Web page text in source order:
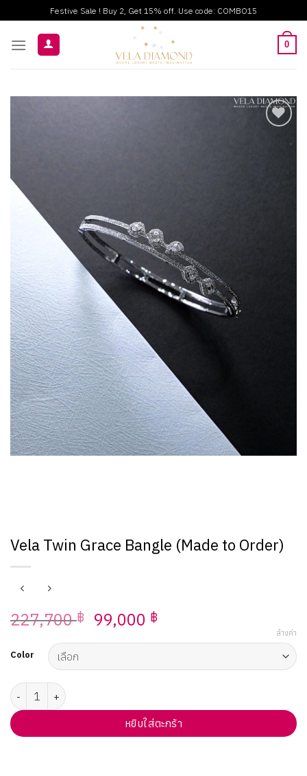
ไป
Festive Sale ! Buy 2, Get 15% off. Use code: COMBO15
0
Vela Twin Grace Bangle (Made to Order)
227,700฿ Original
227,700 ฿.
99,000 ฿Current
99,000 ฿.
Color
ล้างค่า
จำนวน Vela Twin Grace Bangle (Made to Order) ชิ้น
หยิบใส่ตะกร้า